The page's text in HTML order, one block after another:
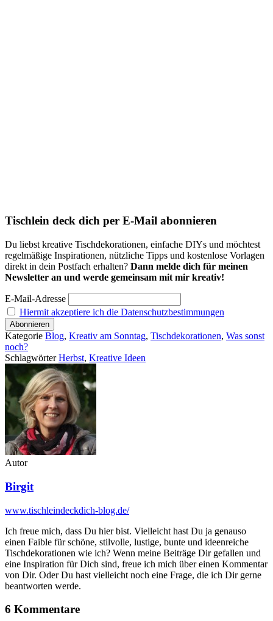
Tischlein deck dich per E-Mail abonnieren
Du liebst kreative Tischdekorationen, einfache DIYs und möchtest
regelmäßige Inspirationen, nützliche Tipps und kostenlose Vorlagen
direkt in dein Postfach erhalten? Dann melde dich für meinen
Newsletter an und werde gemeinsam mit mir kreativ!
E-Mail-Adresse
Hiermit akzeptiere ich die Datenschutzbestimmungen
Kategorie Blog, Kreativ am Sonntag, Tischdekorationen, Was sonst
noch?
SchlagwörterHerbst, Kreative Ideen
Autor
Birgit
www.tischleindeckdich-blog.de/
Ich freue mich, dass Du hier bist. Vielleicht hast Du ja genauso
einen Faible für schöne, stilvolle, lustige, bunte und ideenreiche
Tischdekorationen wie ich? Wenn meine Beiträge Dir gefallen und
eine Inspiration für Dich sind, freue ich mich über einen Kommentar
von Dir. Oder Du hast vielleicht noch eine Frage, die ich Dir gerne
beantworten werde.
6 Kommentare